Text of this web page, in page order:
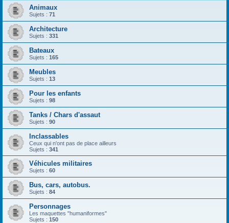
Animaux
Sujets : 71
Architecture
Sujets : 331
Bateaux
Sujets : 165
Meubles
Sujets : 13
Pour les enfants
Sujets : 98
Tanks / Chars d'assaut
Sujets : 90
Inclassables
Ceux qui n'ont pas de place ailleurs
Sujets : 341
Véhicules militaires
Sujets : 60
Bus, cars, autobus.
Sujets : 84
Personnages
Les maquettes "humaniformes"
Sujets : 150